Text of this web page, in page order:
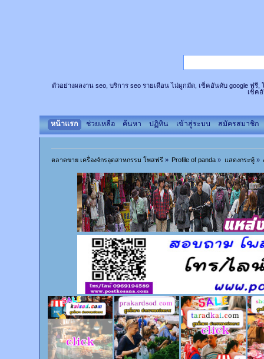
ตัวอย่างผลงาน seo, บริการ seo รายเดือน ไม่ผูกมัด, เช็คอันดับ google ฟรี,
เช็ค
หน้าแรก ช่วยเหลือ ค้นหา ปฏิทิน เข้าสู่ระบบ สมัครสมาชิก
ตลาดขาย เครื่องจักรอุตสาหกรรม โพสฟรี» Profile of panda » แสดงกระทู้»